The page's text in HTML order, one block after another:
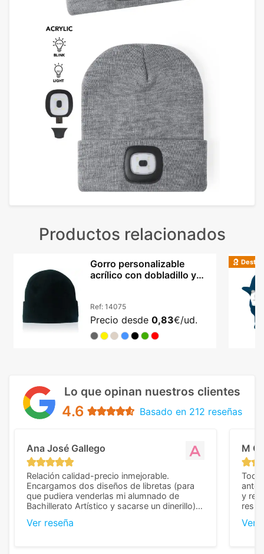
Productos relacionados
Gorro personalizable
acrílico con dobladillo y
Ref: 14075
Precio desde 0,83€/ud.
Lo que opinan nuestros clientes
4.6 Basado en 212 reseñas
Ana José Gallego
Relación calidad-precio inmejorable.
Encargamos dos diseños de libretas (para
que pudiera venderlas mi alumnado de
Bachillerato Artístico y sacarse un dinerillo) y
diferencia, con libretas de muy buena calidad
Ver reseña
M C
Todo
y
Ver